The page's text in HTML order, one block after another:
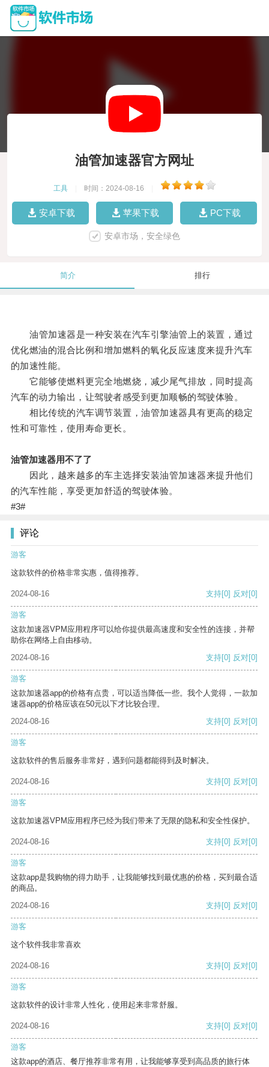
油管加速器官方网址
工具 时间：2024-08-16
安卓下载 苹果下载 PC下载
安卓市场，安全绿色
简介 排行
油管加速器是一种安装在汽车引擎油管上的装置，通过
优化燃油的混合比例和增加燃料的氧化反应速度来提升汽车
的加速性能。
它能够使燃料更完全地燃烧，减少尾气排放，同时提高
汽车的动力输出，让驾驶者感受到更加顺畅的驾驶体验。
相比传统的汽车调节装置，油管加速器具有更高的稳定
性和可靠性，使用寿命更长。
油管加速器用不了了
因此，越来越多的车主选择安装油管加速器来提升他们
的汽车性能，享受更加舒适的驾驶体验。
#3#
评论
游客
这款软件的价格非常实惠，值得推荐。
2024-08-16 支持[0] 反对[0]
游客
这款加速器VPM应用程序可以给你提供最高速度和安全性的连接，并帮
助你在网络上自由移动。
2024-08-16
支持[0] 反对[0]
游客
这款加速器app的价格有点贵，可以适当降低一些。我个人觉得，一款加
速器app的价格应该在50元以下才比较合理。
2024-08-16
支持[0] 反对[0]
游客
这款软件的售后服务非常好，遇到问题都能得到及时解决。
2024-08-16 支持[0] 反对[0]
游客
这款加速器VPM应用程序已经为我们带来了无限的隐私和安全性保护。
2024-08-16 支持[0] 反对[0]
游客
这款app是我购物的得力助手，让我能够找到最优惠的价格，买到最合适
的商品。
2024-08-16
支持[0] 反对[0]
游客
这个软件我非常喜欢
2024-08-16 支持[0] 反对[0]
游客
这款软件的设计非常人性化，使用起来非常舒服。
2024-08-16 支持[0] 反对[0]
游客
这款app的酒店、餐厅推荐非常有用，让我能够享受到高品质的旅行体